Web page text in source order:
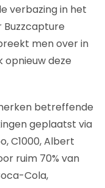
verbazing in het
Buzzcapture
men over in
opnieuw deze
betreffende
geplaatst via
C1000, Albert
ruim 70% van
Cola,